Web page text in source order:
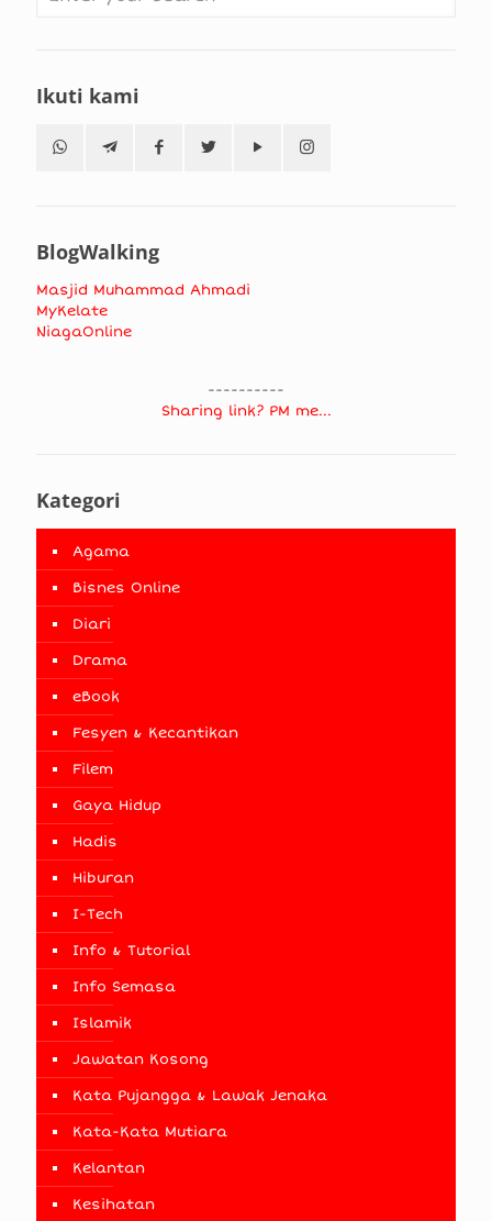
Ikuti kami
BlogWalking
Masjid Muhammad Ahmadi
MyKelate
NiagaOnline
----------
Sharing link? PM me...
Kategori
Agama
Bisnes Online
Diari
Drama
eBook
Fesyen & Kecantikan
Filem
Gaya Hidup
Hadis
Hiburan
I-Tech
Info & Tutorial
Info Semasa
Islamik
Jawatan Kosong
Kata Pujangga & Lawak Jenaka
Kata-Kata Mutiara
Kelantan
Kesihatan